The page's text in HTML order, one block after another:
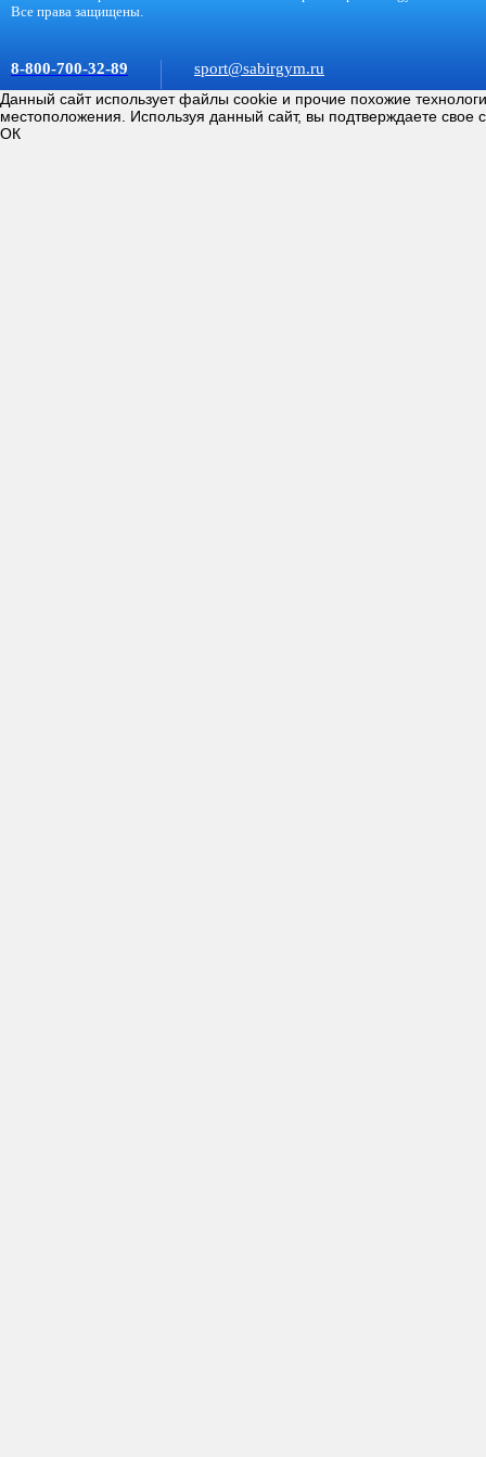
Все права защищены.
8-800-700-32-89
sport@sabirgym.ru
Данный сайт использует файлы cookie и прочие похожие
местоположения. Используя данный сайт, вы подтверждаете свое
ОК